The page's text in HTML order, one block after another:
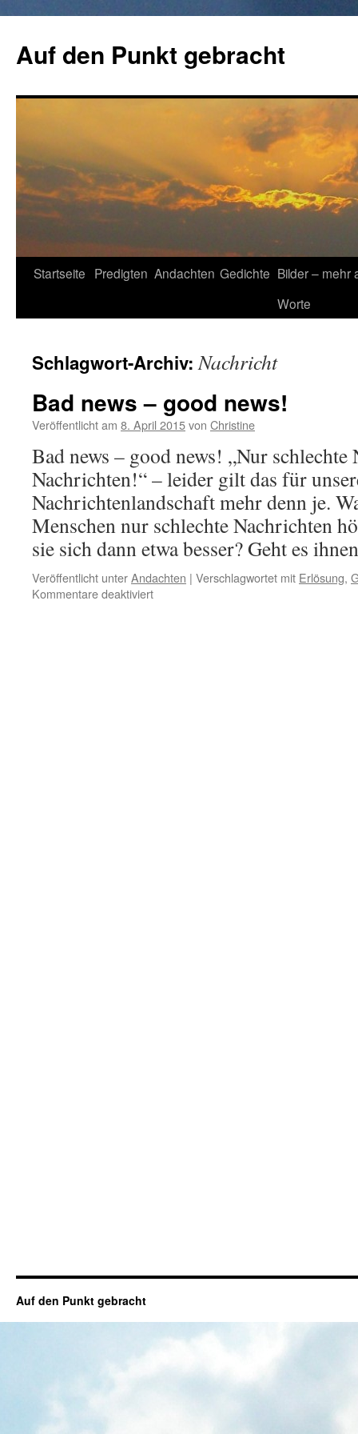
springen
Auf den Punkt gebracht
Startseite Predigten Andachten Gedichte Bilder – mehr
Worte
Schlagwort-Archiv:Nachricht
Bad news – good news!
Veröffentlicht am 8. April 2015von Christine
Bad news – good news! „Nur
Nachrichten!“ – leider gilt das für
Nachrichtenlandschaft mehr denn je.
Menschen nur schlechte Nachrichten
sie sich dann etwa besser? Geht es
Veröffentlicht unterAndachten | Verschlagwortet mit Erlösung,
Kommentare deaktiviertfür
Auf den Punkt gebracht